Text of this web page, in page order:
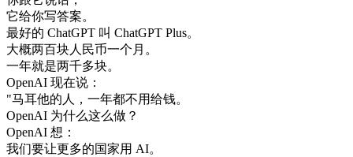
它给你写答案。
最好的 ChatGPT 叫 ChatGPT Plus。
大概两百块人民币一个月 。
一年就是两千多块。
OpenAI 现在说 ：
"马耳他的人 ， 一年都不用给钱。
OpenAI 为什么这么做 ？
OpenAI 想 ：
我们要让更多的国家用 AI。